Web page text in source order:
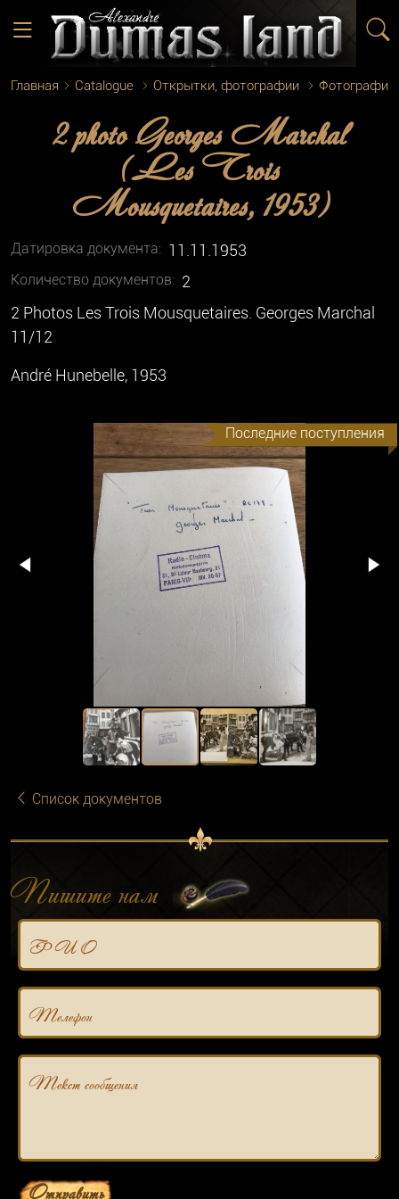
Главная Catalogue Открытки, фотографии Фотографии
2 photo Georges Marchal
(Les Trois
Mousquetaires, 1953)
Датировка документа: 11.11.1953
Количество документoв: 2
2 Photos Les Trois Mousquetaires. Georges Marchal
11/12
André Hunebelle, 1953
Последние поступления
Список документов
Пишите нам
Ф И О
Телефон
Текст сообщения
Отправить